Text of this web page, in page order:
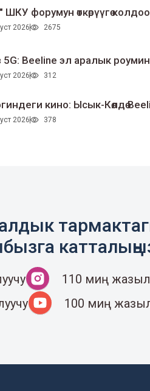
форумун өткөрүүгө колдоо
2026 2675
5G: Beeline эл аралык
2026 312
кино: Ысык-Көлдө
2026 378
110 миң
100 миң